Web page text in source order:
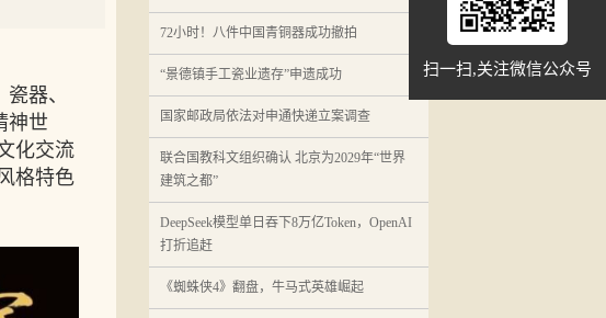
器、
神世
化交流
格特色
72小时！八件中国青铜器成功撤拍
“景德镇手工瓷业遗存”申遗成功
国家邮政局依法对申通快递立案调查
联合国教科文组织确认 北京为2029年“世界
建筑之都”
DeepSeek模型单日吞下8万亿Token，OpenAI
打折追赶
《蜘蛛侠4》翻盘，牛马式英雄崛起
扫一扫,关注微信公众号